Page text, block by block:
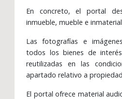
En concreto, el portal
inmueble, mueble e
Las fotografías e
todos los bienes de
reutilizadas en las
apartado relativo a
El portal ofrece material